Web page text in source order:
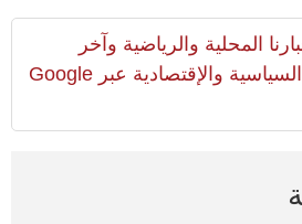
المحلية والرياضية وآخر
المستجدات السياسية والإقتصادية عبر Google